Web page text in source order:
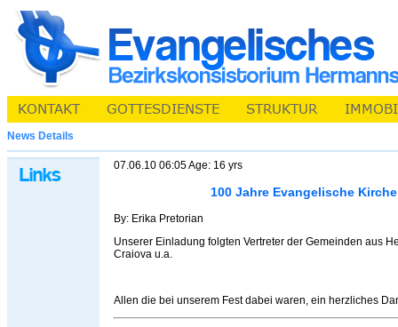
News Details
07.06.10 06:05 Age: 16 yrs
100 Jahre Evangelische
By: Erika Pretorian
Unserer Einladung folgten Vertreter der Gemeinden aus
Craiova u.a.
Allen die bei unserem Fest dabei waren, ein herzliches